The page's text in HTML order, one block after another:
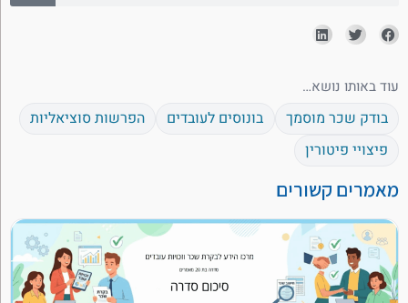
עוד באותו נושא…
בודק שכר מוסמך בונוסים לעובדים
הפרשות סוציאליות
פיצויי פיטורין
מאמרים קשורים